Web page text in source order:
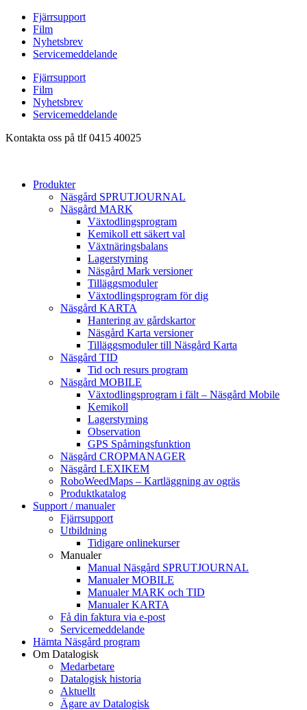
Hoppa
innehåll
Fjärrsupport
Film
Nyhetsbrev
Servicemeddelande
Fjärrsupport
Film
Nyhetsbrev
Servicemeddelande
Kontakta oss på tlf 0415 40025
Produkter
Näsgård SPRUTJOURNAL
Näsgård MARK
Växtodlingsprogram
Kemikoll ett säkert val
Växtnäringsbalans
Lagerstyrning
Näsgård Mark versioner
Tilläggsmoduler
Växtodlingsprogram för dig
Näsgård KARTA
Hantering av gårdskartor
Näsgård Karta versioner
Tilläggsmoduler till Näsgård Karta
Näsgård TID
Tid och resurs program
Näsgård MOBILE
Växtodlingsprogram i fält – Näsgård Mobile
Kemikoll
Lagerstyrning
Observation
GPS Spårningsfunktion
Näsgård CROPMANAGER
Näsgård LEXIKEM
RoboWeedMaps – Kartläggning av ogräs
Produktkatalog
Support / manualer
Fjärrsupport
Utbildning
Tidigare onlinekurser
Manualer
Manual Näsgård SPRUTJOURNAL
Manualer MOBILE
Manualer MARK och TID
Manualer KARTA
Få din faktura via e-post
Servicemeddelande
Hämta Näsgård program
Om Datalogisk
Medarbetare
Datalogisk historia
Aktuellt
Ägare av Datalogisk